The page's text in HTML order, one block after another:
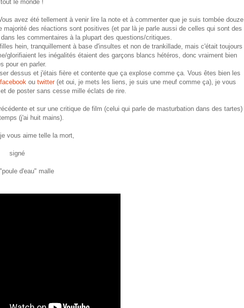
le monde !
avez été tellement à venir lire la note et à commenter que je suis tombée douze
des réactions sont positives (et par là je parle aussi de celles qui sont des
les commentaires à la plupart des questions/critiques.
hein, tranquillement à base d'insultes et non de trankillade, mais c'était toujours
glorifiaient les inégalités étaient des garçons blancs hétéros, donc vraiment bien
pour en parler.
dessus et j'étais fière et contente que ça explose comme ça. Vous êtes bien les
facebookou twitter(et oui, je mets les liens, je suis une meuf comme ça), je vous
de poster sans cesse mille éclats de rire.
et sur une critique de film (celui qui parle de masturbation dans des tartes)
(j'ai huit mains).
vous aime telle la mort,
signé
d'eau" malle